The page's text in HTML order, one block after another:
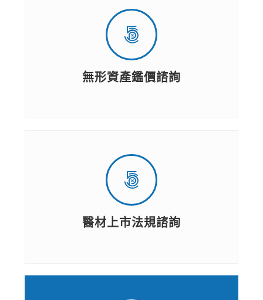
無形資產鑑價諮詢
醫材上市法規諮詢